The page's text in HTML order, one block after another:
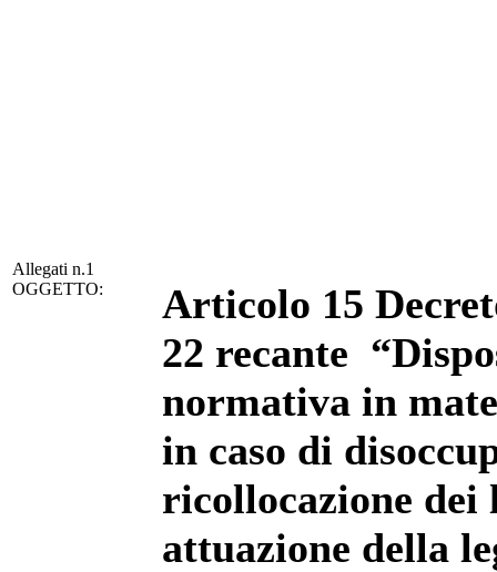
Allegati n.1
OGGETTO:
Articolo 15
22 recante
normativa in
in caso di
ricollocazione
attuazione della